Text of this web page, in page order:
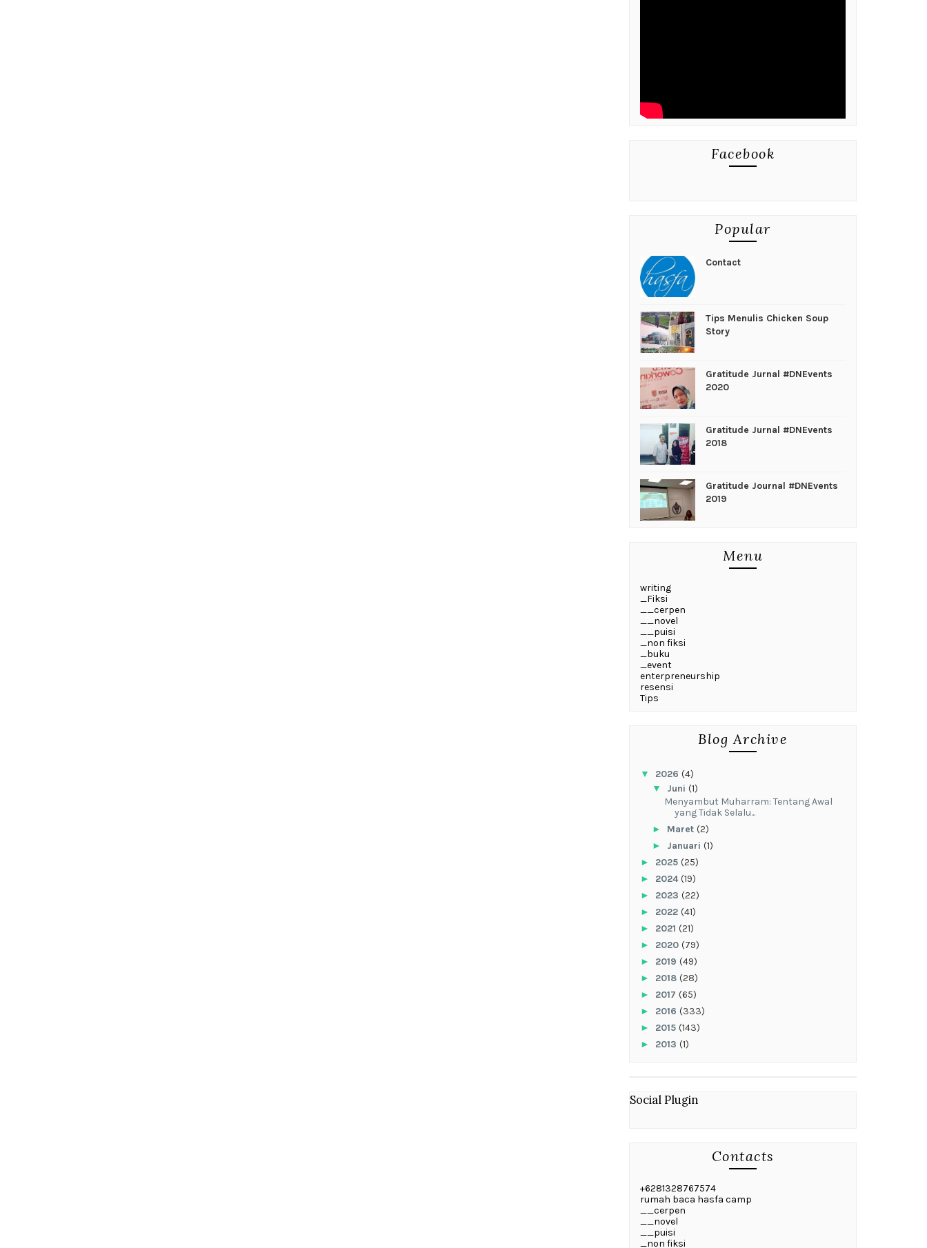
Facebook
Popular
Contact
Tips Menulis Chicken Soup
Story
Gratitude Jurnal #DNEvents
2020
Gratitude Jurnal #DNEvents
2018
Gratitude Journal #DNEvents
2019
Menu
writing
_Fiksi
__cerpen
__novel
__puisi
_non fiksi
_buku
_event
enterpreneurship
resensi
Tips
Blog Archive
▼ 2026 (4)
▼ Juni (1)
Menyambut Muharram: Tentang Awal
yang Tidak Selalu...
► Maret (2)
► Januari (1)
► 2025 (25)
► 2024(19)
► 2023 (22)
► 2022 (41)
► 2021 (21)
► 2020 (79)
► 2019 (49)
► 2018 (28)
► 2017 (65)
► 2016 (333)
► 2015 (143)
► 2013 (1)
Social Plugin
Contacts
+6281328767574
rumah baca hasfa camp
__cerpen
__novel
__puisi
_non fiksi